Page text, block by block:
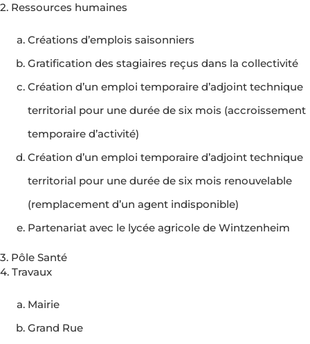
2. Ressources humaines
Créations d’emplois saisonniers
Gratification des stagiaires reçus dans la collectivité
Création d’un emploi temporaire d’adjoint technique
territorial pour une durée de six mois (accroissement
temporaire d’activité)
Création d’un emploi temporaire d’adjoint technique
territorial pour une durée de six mois renouvelable
(remplacement d’un agent indisponible)
Partenariat avec le lycée agricole de Wintzenheim
3. Pôle Santé
4. Travaux
Mairie
Grand Rue